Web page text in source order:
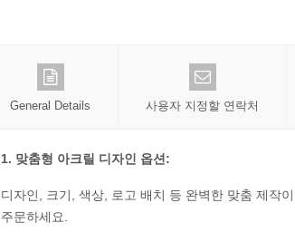
General Details 사용자 지정할 연락처
1. 맞춤형 아크릴 디자인 옵션:
디자인, 크기, 색상, 로고 배치 등 완벽한 맞춤 제작
주문하세요.